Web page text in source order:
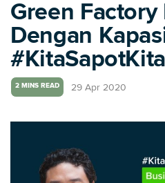
Green
Dengan
#KitaSapotKita
2 MINS READ 29 Apr 2020